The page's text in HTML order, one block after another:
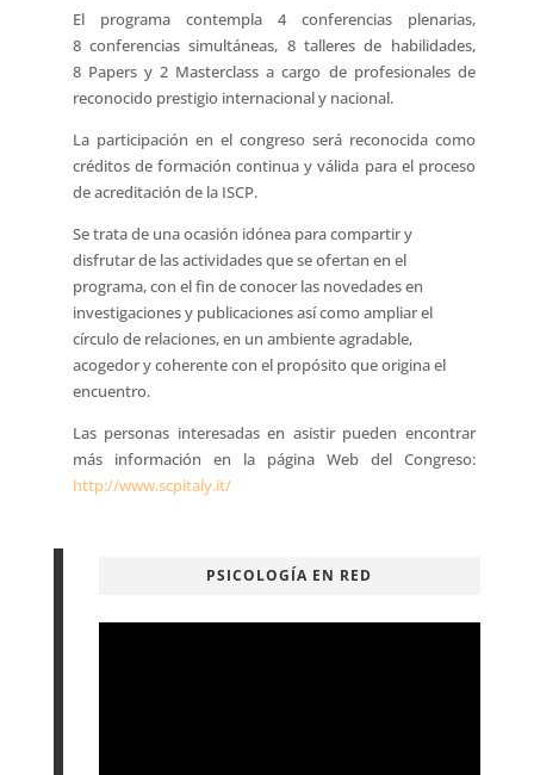
El programa contempla 4 conferencias plenarias,
8 conferencias simultáneas, 8 talleres de habilidades,
8 Papers y 2 Masterclass a cargo de profesionales de
reconocido prestigio internacional y nacional.
La participación en el congreso será reconocida como
créditos de formación continua y válida para el proceso
de acreditación de la ISCP.
Se trata de una ocasión idónea para compartir y
disfrutar de las actividades que se ofertan en el
programa, con el fin de conocer las novedades en
investigaciones y publicaciones así como ampliar el
círculo de relaciones, en un ambiente agradable,
acogedor y coherente con el propósito que origina el
encuentro.
Las personas interesadas en asistir pueden encontrar
más información en la página Web del Congreso:
http://www.scpitaly.it/
PSICOLOGÍA EN RED